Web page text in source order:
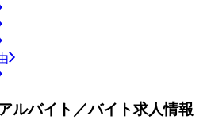
ルバイト／バイト求人情報